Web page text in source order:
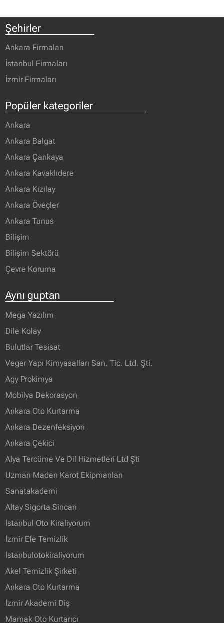
Şehirler
Ankara Firmaları
İstanbul Firmaları
İzmir Firmaları
Popüler kategoriler
Ankara
Ankara Balgat
Ankara Çankaya
Ankara Kavaklıdere
Ankara Kızılay
Ankara Öveçler
Ankara Tunus
Bilişim
Bilişim Sektörü
Çevre Koruma
Aynı guptan
Mega Yazılım
Dile Kolay
Bulutlar Tesisat
Veger Yapı Kimyasalları San. Tic. Ltd. Şti.
Agy Prokimya
Mobilya Dekorasyon
Ankara Oto Kurtarma
Ankara Dezenfeksiyon
Ankara Çekici
Alya Tercüme Ve Dil Hizmetleri Ltd Şti
Uzman Maden Karot Ekipmanları
Sanatakademi
Altay Sigorta Sincan
İstanbul Oto Kiraliyorum
İzmir Efe Temizlik
İstanbulotokiraliyorum
Akel Temizlik Şirketi
Ankara Oto Kurtarma
İzmir Akademi Diş
Mamak Oto Kurtarıcı